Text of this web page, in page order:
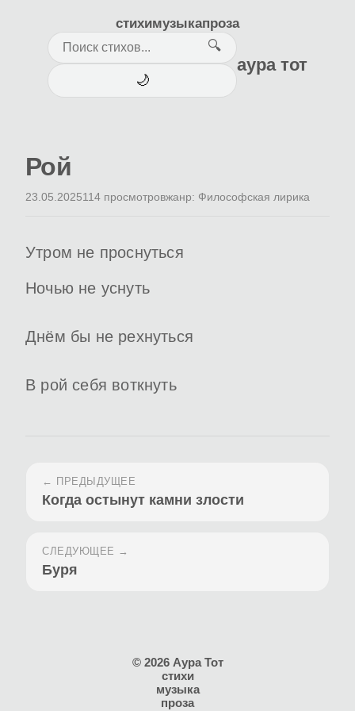
стихимузыкапроза
🔍
🌙
аура тот
Рой
23.05.2025114 просмотровжанр: Философская лирика
Утром не проснуться
Ночью не уснуть
Днём бы не рехнуться
В рой себя воткнуть
← ПРЕДЫДУЩЕЕ
Когда остынут камни злости
СЛЕДУЮЩЕЕ →
Буря
© 2026 Аура Тот
стихи
музыка
проза